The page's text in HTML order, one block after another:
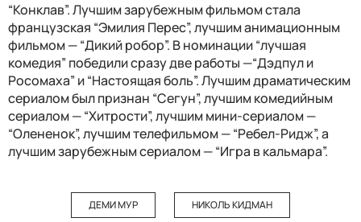
“Конклав”. Лучшим зарубежным фильмом стала
французская “Эмилия Перес”, лучшим анимационным
фильмом — “Дикий робор”. В номинации “лучшая
комедия” победили сразу две работы —“Дэдпул и
Росомаха” и “Настоящая боль”. Лучшим драматическим
сериалом был признан “Сегун”, лучшим комедийным
сериалом — “Хитрости”, лучшим мини-сериалом —
“Олененок”, лучшим телефильмом — “Ребел-Ридж”, а
лучшим зарубежным сериалом — “Игра в кальмара”.
ДЕМИ МУР НИКОЛЬ КИДМАН